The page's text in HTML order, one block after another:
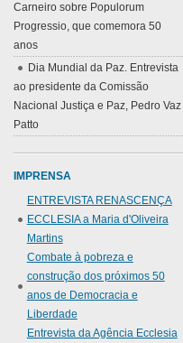
Carneiro sobre Populorum
Progressio, que comemora 50
anos
Dia Mundial da Paz. Entrevista
ao presidente da Comissão
Nacional Justiça e Paz, Pedro Vaz
Patto
IMPRENSA
ENTREVISTA RENASCENÇA
ECCLESIA a Maria d'Oliveira
Martins
Combate à pobreza e
construção dos próximos 50
anos de Democracia e
Liberdade
Entrevista da Agência Ecclesia